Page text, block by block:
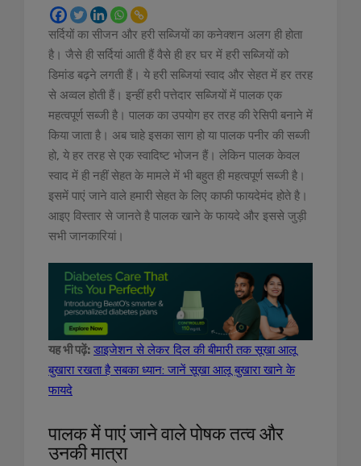
सर्दियों का सीजन और हरी सब्जियों का कनेक्शन अलग ही होता
है। जैसे ही सर्दियां आती हैं वैसे ही हर घर में हरी सब्जियों को
डिमांड बढ़ने लगती हैं। ये हरी सब्जियां स्वाद और सेहत में हर तरह
से अव्वल होती हैं। इन्हीं हरी पत्तेदार सब्जियों में पालक एक
महत्वपूर्ण सब्जी है। पालक का उपयोग हर तरह की रेसिपी बनाने में
किया जाता है। अब चाहे इसका साग हो या पालक पनीर की सब्जी
हो, ये हर तरह से एक स्वादिष्ट भोजन हैं। लेकिन पालक केवल
स्वाद में ही नहीं सेहत के मामले में भी बहुत ही महत्वपूर्ण सब्जी है।
इसमें पाएं जाने वाले हमारी सेहत के लिए काफी फायदेमंद होते है।
आइए विस्तार से जानते है पालक खाने के फायदे और इससे जुड़ी
सभी जानकारियां।
यह भी पढ़ें: डाइजेशन से लेकर दिल की बीमारी तक सूखा आलू
बुखारा रखता है सबका ध्यान: जानें सूखा आलू बुखारा खाने के
फायदे
पालक में पाएं जाने वाले पोषक तत्व और
उनकी मात्रा